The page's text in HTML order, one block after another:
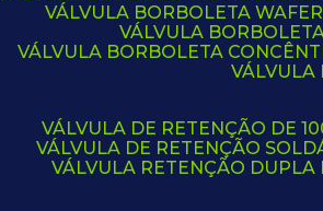
VÁLVULA BORBOLETA WAFER
VÁLVULA
VÁLVULA BORBOLETA
VÁLVULA DE RETENÇÃO DE
VÁLVULA DE RETENÇÃO
VÁLVULA RETENÇÃO